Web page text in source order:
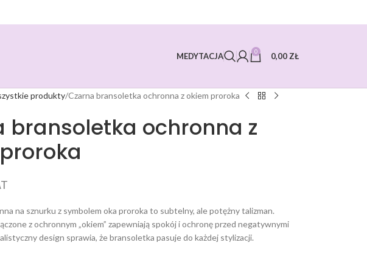
MEDYTACJA 0 0,00 ZŁ
produkty Czarna bransoletka ochronna z okiem proroka
bransoletka ochronna z
na sznurku z symbolem oka proroka to subtelny, ale potężny talizman.
z ochronnym „okiem” zapewniają spokój i ochronę przed negatywnymi
design sprawia, że bransoletka pasuje do każdej stylizacji.